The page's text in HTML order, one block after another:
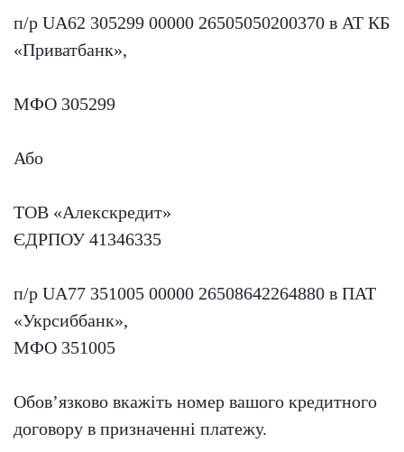
п/р UA62 305299 00000 26505050200370 в АТ КБ
«Приватбанк»,
МФО 305299
Або
ТОВ «Алекскредит»
ЄДРПОУ 41346335
п/р UA77 351005 00000 26508642264880 в ПАТ
«Укрсиббанк»,
МФО 351005
Обов’язково вкажіть номер вашого кредитного
договору в призначенні платежу.